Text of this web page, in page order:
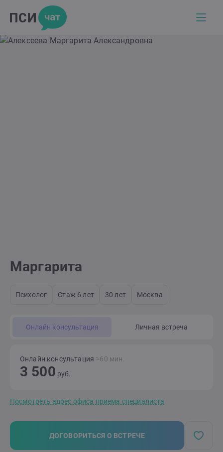
Маргарита
Психолог Стаж 6 лет 30 лет Москва
Онлайн консультация Личная встреча
Онлайн консультация ≈60 мин.
3 500 руб.
Посмотреть адрес офиса приема специалиста
ДОГОВОРИТЬСЯ О ВСТРЕЧЕ